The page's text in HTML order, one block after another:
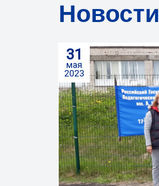
Новости
31
мая
2023